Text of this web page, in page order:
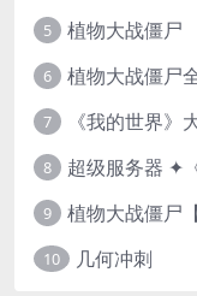
5 植物大战僵尸
6 植物大战僵尸
7 《我的世界
8 超级服务器 ✦
9 植物大战僵尸
10 几何冲刺